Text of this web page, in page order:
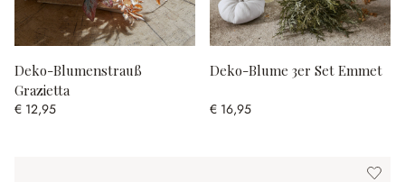
Deko-Blumenstrauß
Grazietta
€ 12,95
Deko-Blume 3er Set Emmet
€ 16,95